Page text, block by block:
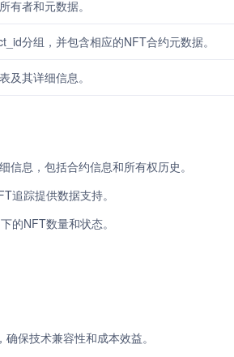
有者和元数据。
分组，并包含相应的NFT合约元数据。
及其详细信息。
息，包括合约信息和所有权历史。
追踪提供数据支持。
的NFT数量和状态。
保技术兼容性和成本效益。